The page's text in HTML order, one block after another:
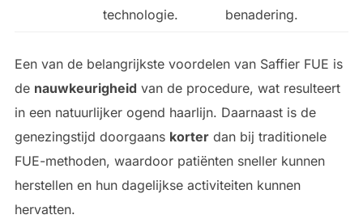
technologie.
benadering.
Een van de belangrijkste voordelen van Saffier FUE is
de nauwkeurigheid van de procedure, wat resulteert
in een natuurlijker ogend haarlijn. Daarnaast is de
genezingstijd doorgaans korterdan bij traditionele
FUE-methoden, waardoor patiënten sneller kunnen
herstellen en hun dagelijkse activiteiten kunnen
hervatten.